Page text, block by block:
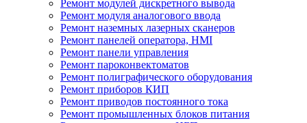
Ремонт модулей дискретного вывода
Ремонт модуля аналогового ввода
Ремонт наземных лазерных сканеров
Ремонт панелей оператора, HMI
Ремонт панели управления
Ремонт пароконвектоматов
Ремонт полиграфического оборудования
Ремонт приборов КИП
Ремонт приводов постоянного тока
Ремонт промышленных блоков питания